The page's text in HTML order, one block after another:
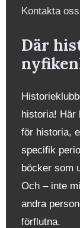
Kontakta oss
Där
historia! Här
för historia,
specifik
böcker som
Och – inte
andra
förflutna.